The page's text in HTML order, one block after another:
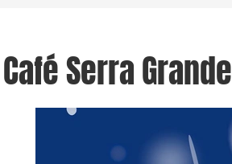
Café Serra Grande